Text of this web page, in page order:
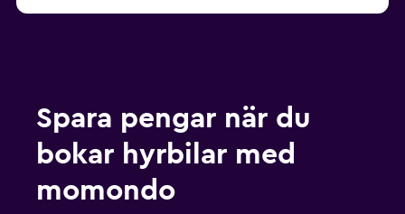
Spara pengar när du
bokar hyrbilar med
momondo